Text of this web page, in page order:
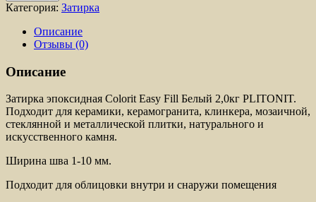
Категория: Затирка
Описание
Отзывы (0)
Описание
Затирка эпоксидная Colorit Easy Fill Белый 2,0кг PLITONIT.
Подходит для керамики, керамогранита, клинкера, мозаичной,
стеклянной и металлической плитки, натурального и
искусственного камня.
Ширина шва 1-10 мм.
Подходит для облицовки внутри и снаружи помещения